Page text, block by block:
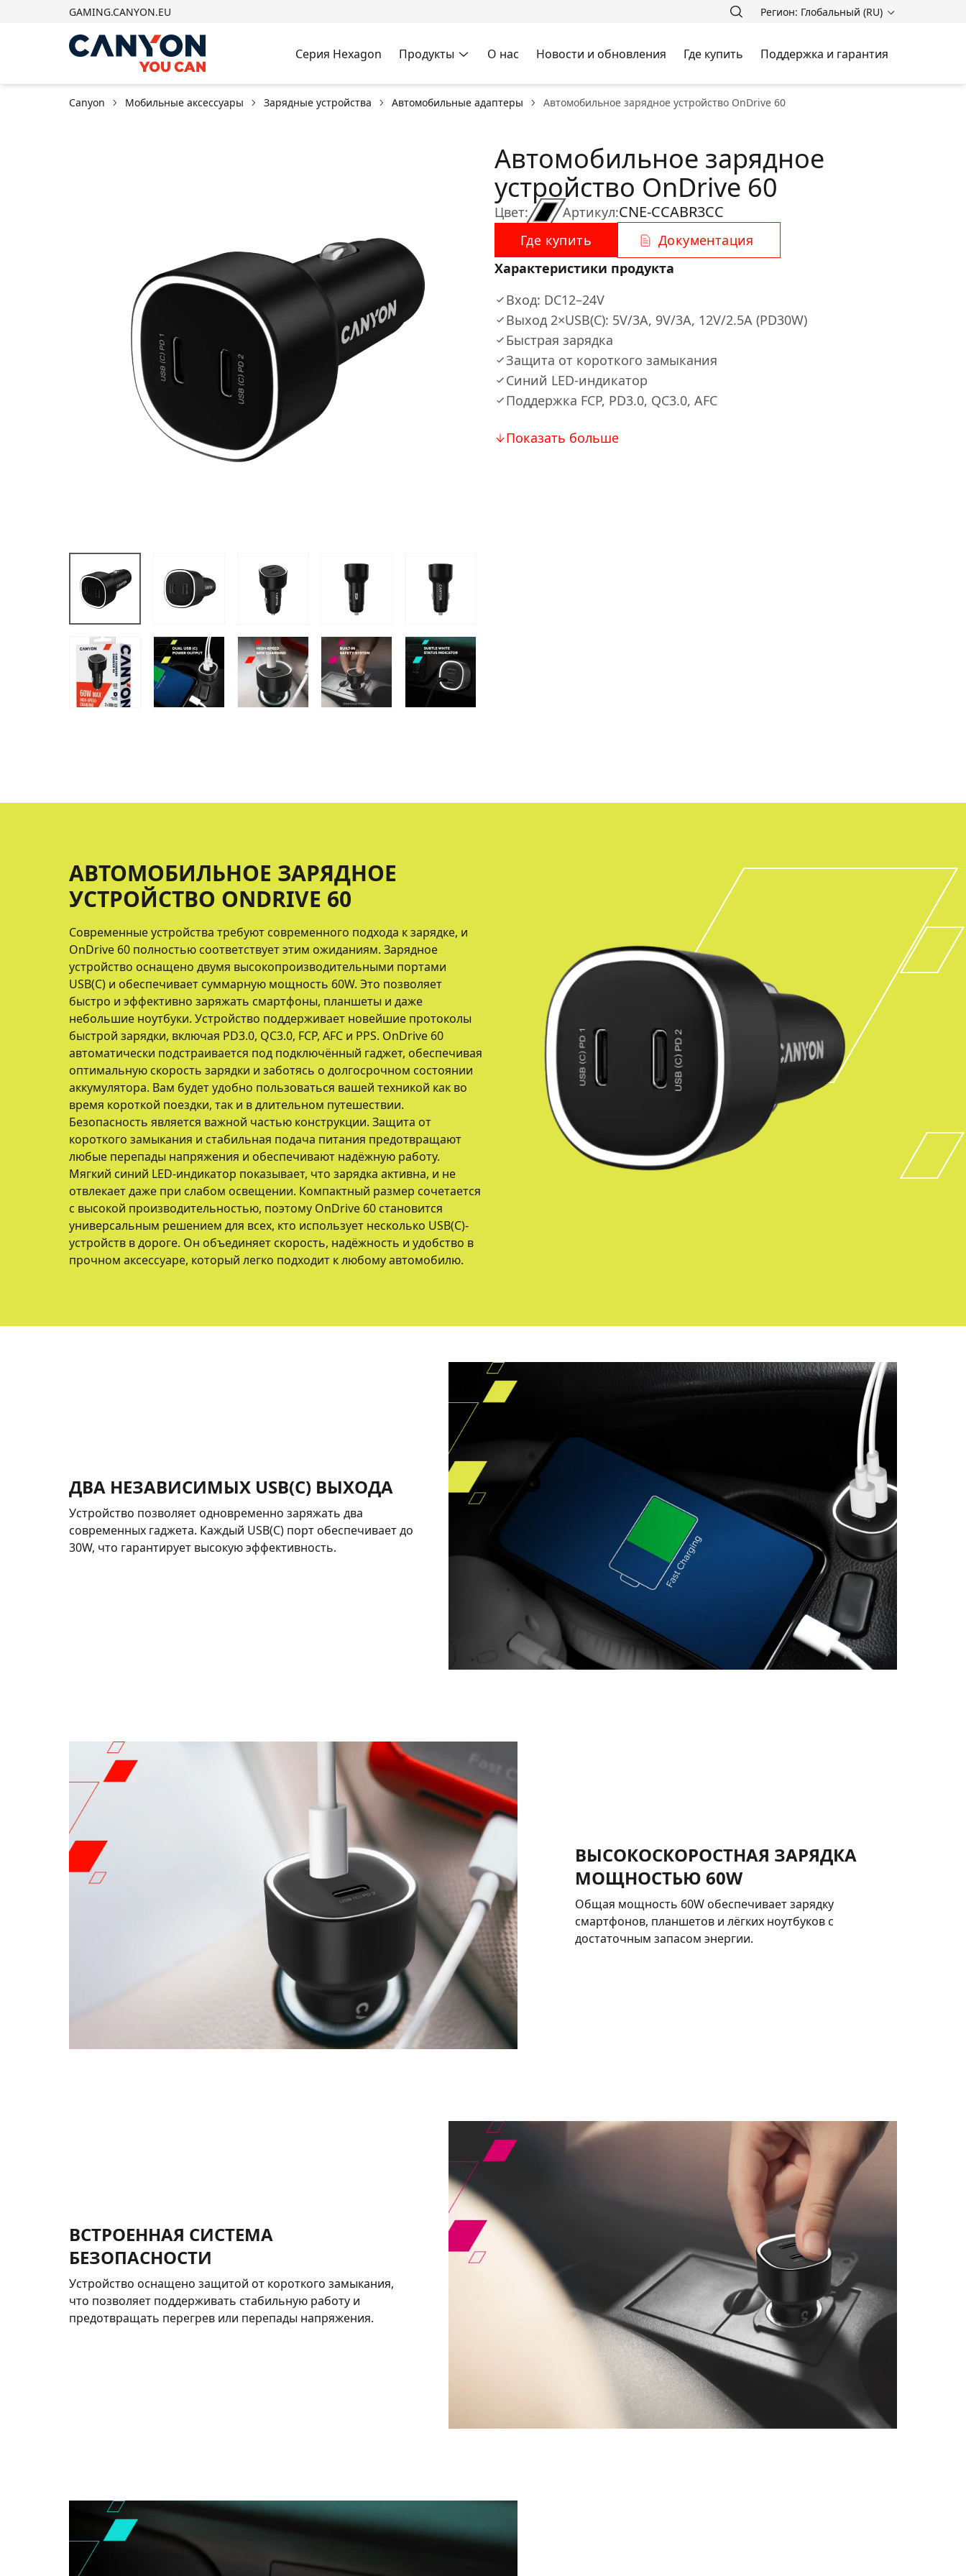
GAMING.CANYON.EU Регион: Глобальный (RU)
Серия Hexagon Продукты О нас Новости и обновления Где купить Поддержка и гарантия
Canyon Мобильные аксессуары Зарядные устройства Автомобильные адаптеры Автомобильное зарядное устройство OnDrive 60
Цвет:
Автомобильное зарядное
устройство OnDrive 60
Артикул:CNE-CCABR3CC
Где купить
Документация
Характеристики продукта
Вход: DC12–24V
Выход 2×USB(C): 5V/3A, 9V/3A, 12V/2.5A (PD30W)
Быстрая зарядка
Защита от короткого замыкания
Синий LED-индикатор
Поддержка FCP, PD3.0, QC3.0, AFC
Показать больше
АВТОМОБИЛЬНОЕ ЗАРЯДНОЕ
УСТРОЙСТВО ONDRIVE 60
Современные устройства требуют современного подхода к зарядке, и
OnDrive 60 полностью соответствует этим ожиданиям. Зарядное
устройство оснащено двумя высокопроизводительными портами
USB(C) и обеспечивает суммарную мощность 60W. Это позволяет
быстро и эффективно заряжать смартфоны, планшеты и даже
небольшие ноутбуки. Устройство поддерживает новейшие протоколы
быстрой зарядки, включая PD3.0, QC3.0, FCP, AFC и PPS. OnDrive 60
автоматически подстраивается под подключённый гаджет, обеспечивая
оптимальную скорость зарядки и заботясь о долгосрочном состоянии
аккумулятора. Вам будет удобно пользоваться вашей техникой как во
время короткой поездки, так и в длительном путешествии.
Безопасность является важной частью конструкции. Защита от
короткого замыкания и стабильная подача питания предотвращают
любые перепады напряжения и обеспечивают надёжную работу.
Мягкий синий LED-индикатор показывает, что зарядка активна, и не
отвлекает даже при слабом освещении. Компактный размер сочетается
с высокой производительностью, поэтому OnDrive 60 становится
универсальным решением для всех, кто использует несколько USB(C)-
устройств в дороге. Он объединяет скорость, надёжность и удобство в
прочном аксессуаре, который легко подходит к любому автомобилю.
ДВА НЕЗАВИСИМЫХ USB(C) ВЫХОДА
Устройство позволяет одновременно заряжать два
современных гаджета. Каждый USB(C) порт обеспечивает до
30W, что гарантирует высокую эффективность.
ВЫСОКОСКОРОСТНАЯ ЗАРЯДКА
МОЩНОСТЬЮ 60W
Общая мощность 60W обеспечивает зарядку
смартфонов, планшетов и лёгких ноутбуков с
достаточным запасом энергии.
ВСТРОЕННАЯ СИСТЕМА
БЕЗОПАСНОСТИ
Устройство оснащено защитой от короткого замыкания,
что позволяет поддерживать стабильную работу и
предотвращать перегрев или перепады напряжения.